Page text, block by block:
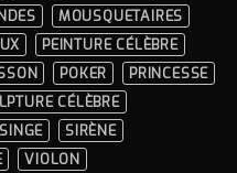
MOUSQUETAIRES
PEINTURE CÉLÈBRE
POKER
PRINCESSE
CÉLÈBRE
SINGE
SIRÈNE
VIOLON